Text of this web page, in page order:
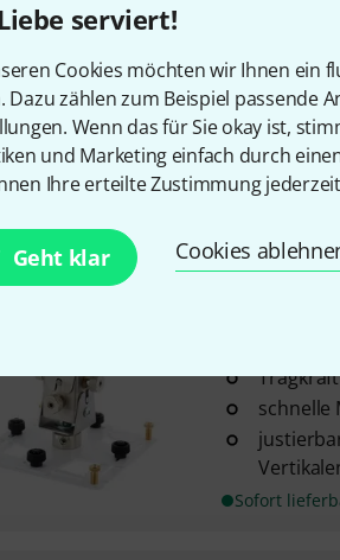
serviert!
Cookies möchten wir Ihnen ein
Dazu zählen zum Beispiel passende
Wenn das für Sie okay ist,
und Marketing einfach durch
Ihre erteilte Zustimmung
Geht klar Cookies
für die
vertikal
schnelle
Sofort